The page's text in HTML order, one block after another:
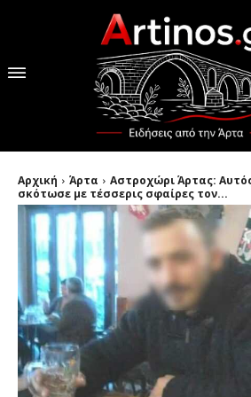
Αρχική Άρτα
Αστροχώρι Άρτας:
σκότωσε με τέσσερις σφαίρες τον...